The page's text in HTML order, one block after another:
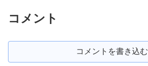
コメント
コメントを書き込む